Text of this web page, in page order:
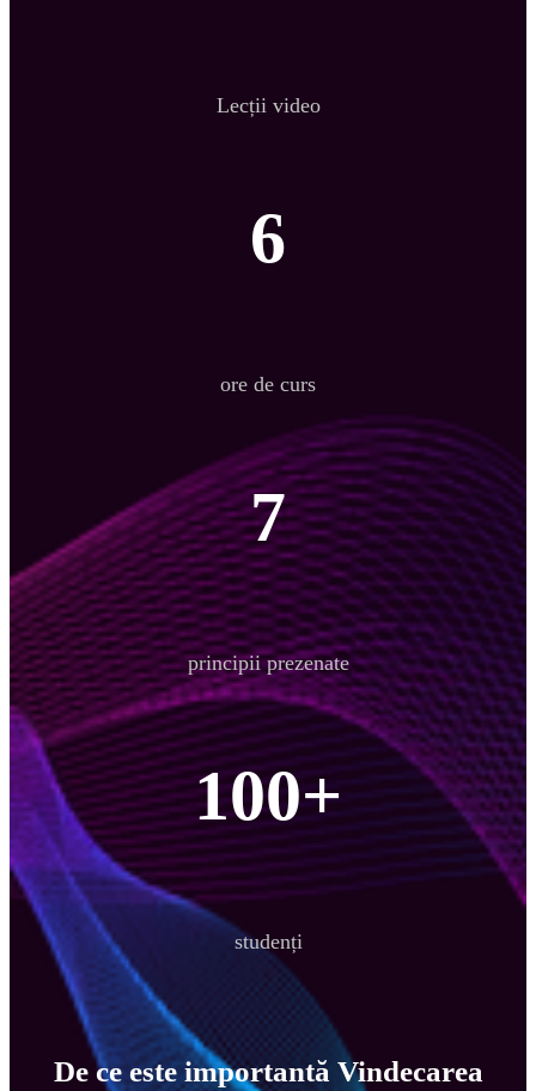
Lecții video
6
ore de curs
7
principii prezenate
100+
studenți
De ce este importantă Vindecarea